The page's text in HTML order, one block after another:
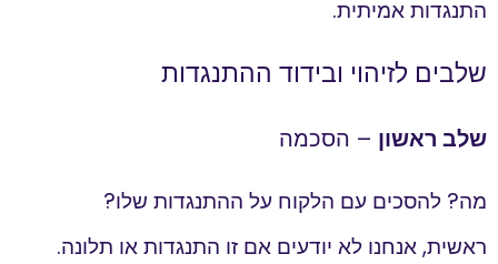
התנגדות אמיתית.
שלבים לזיהוי ובידוד ההתנגדות
שלב ראשון – הסכמה
מה? להסכים עם הלקוח על ההתנגדות שלו?
ראשית, אנחנו לא יודעים אם זו התנגדות או תלונה.